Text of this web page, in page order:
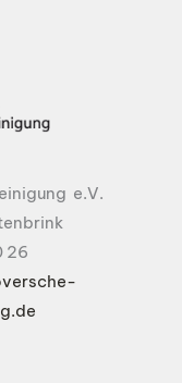
e.V.
26